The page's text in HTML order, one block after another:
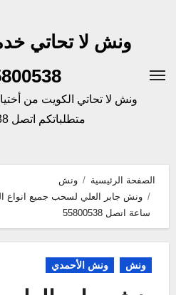
ونش لا تحاتي الكويت من
متطلباتكم اتصل 55800538
الصفحة الرئيسية
ونش
ساعة اتصل 55800538
ونش ونش الأحمدي